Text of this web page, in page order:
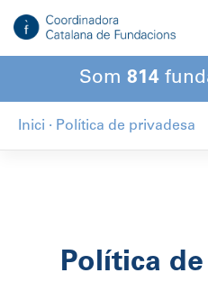
Som 814
Inici · Política de privadesa
Política